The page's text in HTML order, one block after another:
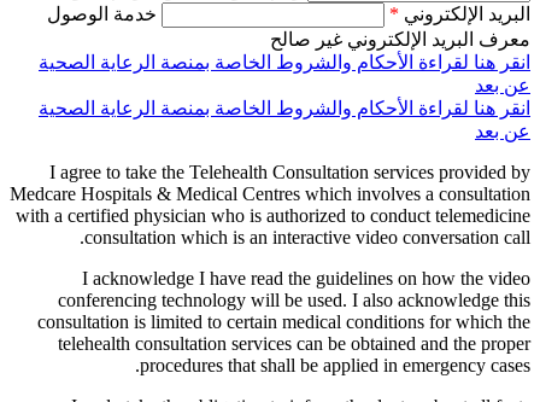
البريد الإلكتروني *
خدمة الوصول
معرف البريد الإلكتروني غير صالح
انقر هنا لقراءة الأحكام والشروط الخاصة بمنصة الرعاية الصحية
عن بعد
انقر هنا لقراءة الأحكام والشروط الخاصة بمنصة الرعاية الصحية
عن بعد
I agree to take the Telehealth Consultation services provided by
Medcare Hospitals & Medical Centres which involves a consultation
with a certified physician who is authorized to conduct telemedicine
consultation which is an interactive video conversation call.
I acknowledge I have read the guidelines on how the video
conferencing technology will be used. I also acknowledge this
consultation is limited to certain medical conditions for which the
telehealth consultation services can be obtained and the proper
procedures that shall be applied in emergency cases.